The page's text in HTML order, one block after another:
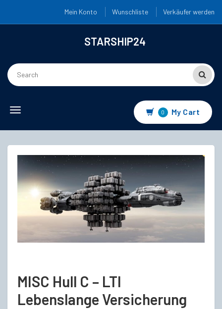
Mein Konto Wunschliste Verkäufer werden
STARSHIP24
Toggle
0 My Cart
MISC Hull C – LTI
Lebenslange Versicherung